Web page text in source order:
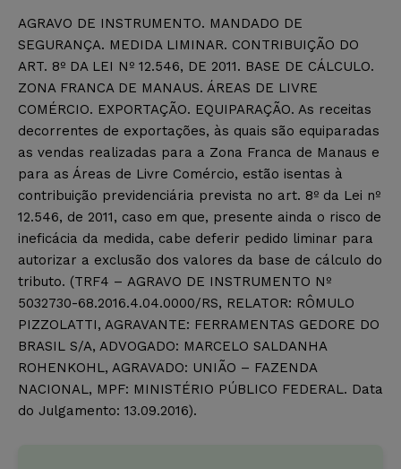
AGRAVO DE INSTRUMENTO. MANDADO DE
SEGURANÇA. MEDIDA LIMINAR. CONTRIBUIÇÃO DO
ART. 8º DA LEI Nº 12.546, DE 2011. BASE DE CÁLCULO.
ZONA FRANCA DE MANAUS. ÁREAS DE LIVRE
COMÉRCIO. EXPORTAÇÃO. EQUIPARAÇÃO. As receitas
decorrentes de exportações, às quais são equiparadas
as vendas realizadas para a Zona Franca de Manaus e
para as Áreas de Livre Comércio, estão isentas à
contribuição previdenciária prevista no art. 8º da Lei nº
12.546, de 2011, caso em que, presente ainda o risco de
ineficácia da medida, cabe deferir pedido liminar para
autorizar a exclusão dos valores da base de cálculo do
tributo. (TRF4 – AGRAVO DE INSTRUMENTO Nº
5032730-68.2016.4.04.0000/RS, RELATOR: RÔMULO
PIZZOLATTI, AGRAVANTE: FERRAMENTAS GEDORE DO
BRASIL S/A, ADVOGADO: MARCELO SALDANHA
ROHENKOHL, AGRAVADO: UNIÃO – FAZENDA
NACIONAL, MPF: MINISTÉRIO PÚBLICO FEDERAL. Data
do Julgamento: 13.09.2016).